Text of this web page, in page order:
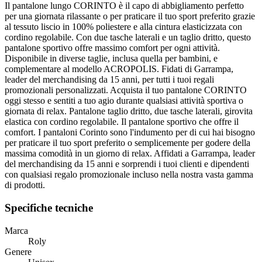
Il pantalone lungo CORINTO è il capo di abbigliamento perfetto
per una giornata rilassante o per praticare il tuo sport preferito grazie
al tessuto liscio in 100% poliestere e alla cintura elasticizzata con
cordino regolabile. Con due tasche laterali e un taglio dritto, questo
pantalone sportivo offre massimo comfort per ogni attività.
Disponibile in diverse taglie, inclusa quella per bambini, e
complementare al modello ACROPOLIS. Fidati di Garrampa,
leader del merchandising da 15 anni, per tutti i tuoi regali
promozionali personalizzati. Acquista il tuo pantalone CORINTO
oggi stesso e sentiti a tuo agio durante qualsiasi attività sportiva o
giornata di relax. Pantalone taglio dritto, due tasche laterali, girovita
elastica con cordino regolabile. Il pantalone sportivo che offre il
comfort. I pantaloni Corinto sono l'indumento per di cui hai bisogno
per praticare il tuo sport preferito o semplicemente per godere della
massima comodità in un giorno di relax. Affidati a Garrampa, leader
del merchandising da 15 anni e sorprendi i tuoi clienti e dipendenti
con qualsiasi regalo promozionale incluso nella nostra vasta gamma
di prodotti.
Specifiche tecniche
Marca
Roly
Genere